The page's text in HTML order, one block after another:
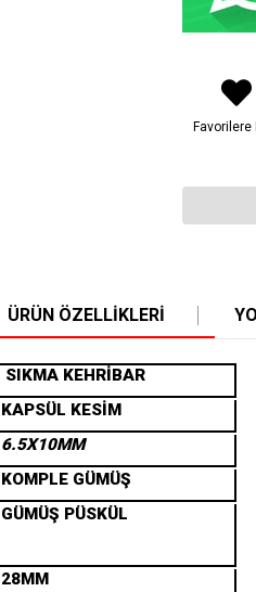
Favorilere
ÜRÜN ÖZELLIKLERI
SIKMA KEHRİBAR
KAPSÜL KESİM
6.5X10MM
KOMPLE GÜMÜŞ
GÜMÜŞ PÜSKÜL
28MM